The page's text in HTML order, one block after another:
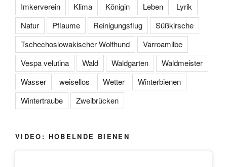
Imkerverein
Klima Königin Leben
Lyrik
Natur
Pflaume Reinigungsflug
Süßkirsche
Tschechoslowakischer Wolfhund
Varroamilbe
Vespa velutina
Wald Waldgarten
Waldmeister
Wasser
weisellos Wetter
Winterbienen
Wintertraube
Zweibrücken
VIDEO: HOBELNDE BIENEN